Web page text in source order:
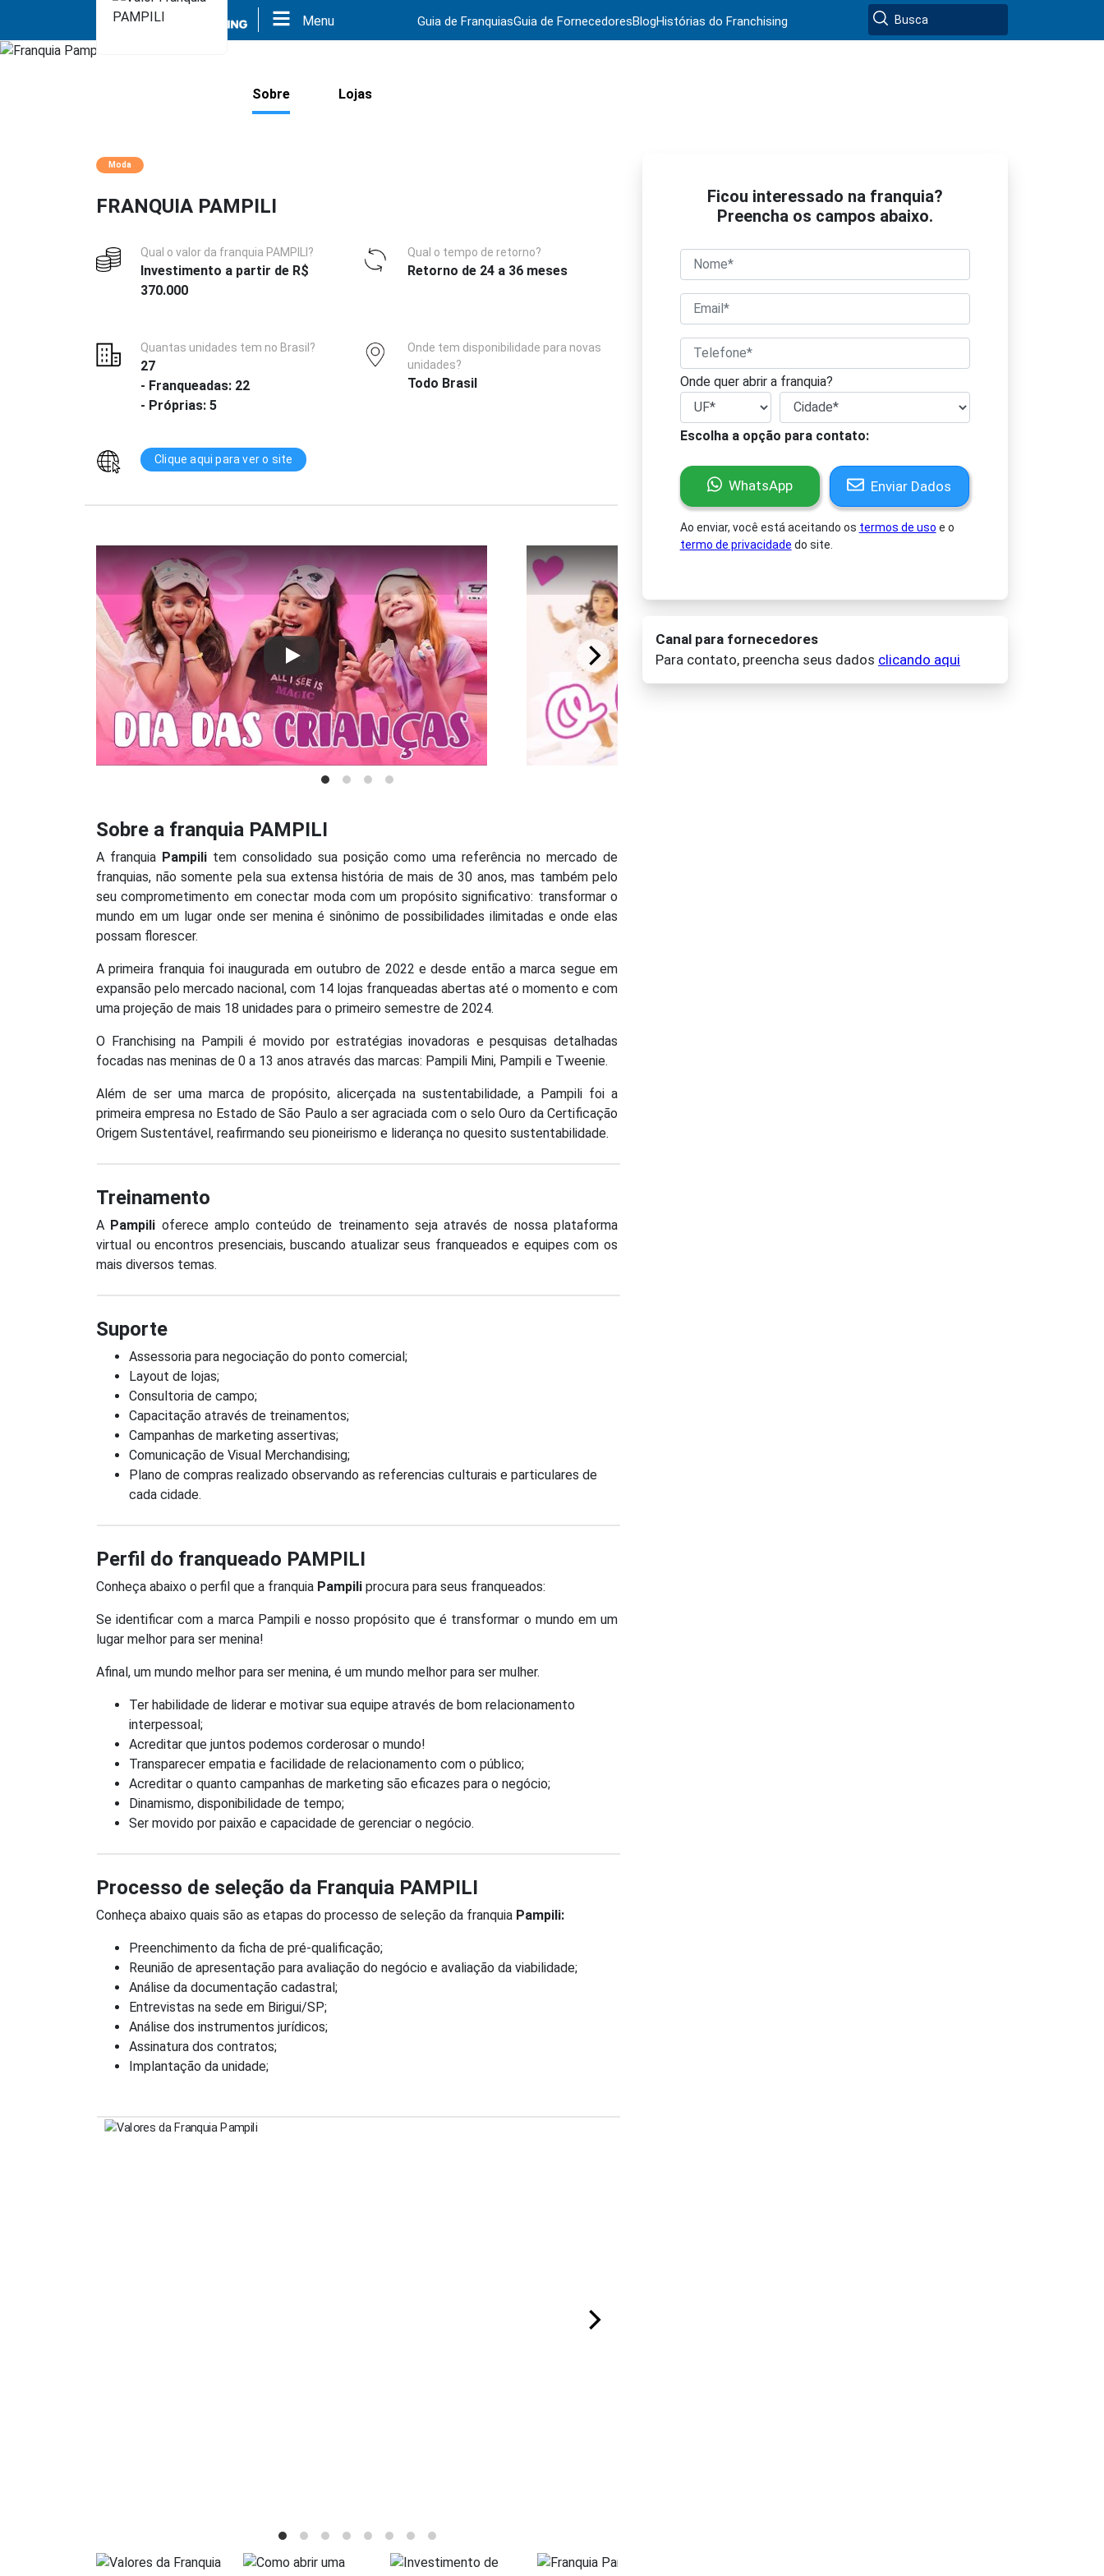
Menu Guia de FranquiasGuia de FornecedoresBlogHistórias do Franchising
Sobre Lojas
Moda
FRANQUIA PAMPILI
Qual o valor da franquia PAMPILI?
Investimento a partir de R$
370.000
Qual o tempo de retorno?
Retorno de 24 a 36 meses
Quantas unidades tem no Brasil?
27
- Franqueadas: 22
- Próprias: 5
Onde tem disponibilidade para novas
unidades?
Todo Brasil
Clique aqui para ver o site
Play Play
Sobre a franquia PAMPILI
A franquia Pampili tem consolidado sua posição como uma referência no mercado de
franquias, não somente pela sua extensa história de mais de 30 anos, mas também pelo
seu comprometimento em conectar moda com um propósito significativo: transformar o
mundo em um lugar onde ser menina é sinônimo de possibilidades ilimitadas e onde elas
possam florescer.
A primeira franquia foi inaugurada em outubro de 2022 e desde então a marca segue em
expansão pelo mercado nacional, com 14 lojas franqueadas abertas até o momento e com
uma projeção de mais 18 unidades para o primeiro semestre de 2024.
O Franchising na Pampili é movido por estratégias inovadoras e pesquisas detalhadas
focadas nas meninas de 0 a 13 anos através das marcas: Pampili Mini, Pampili e Tweenie.
Além de ser uma marca de propósito, alicerçada na sustentabilidade, a Pampili foi a
primeira empresa no Estado de São Paulo a ser agraciada com o selo Ouro da Certificação
Origem Sustentável, reafirmando seu pioneirismo e liderança no quesito sustentabilidade.
Treinamento
A Pampili oferece amplo conteúdo de treinamento seja através de nossa plataforma
virtual ou encontros presenciais, buscando atualizar seus franqueados e equipes com os
mais diversos temas.
Suporte
Assessoria para negociação do ponto comercial;
Layout de lojas;
Consultoria de campo;
Capacitação através de treinamentos;
Campanhas de marketing assertivas;
Comunicação de Visual Merchandising;
Plano de compras realizado observando as referencias culturais e particulares de
cada cidade.
Perfil do franqueado PAMPILI
Conheça abaixo o perfil que a franquia Pampili procura para seus franqueados:
Se identificar com a marca Pampili e nosso propósito que é transformar o mundo em um
lugar melhor para ser menina!
Afinal, um mundo melhor para ser menina, é um mundo melhor para ser mulher.
Ter habilidade de liderar e motivar sua equipe através de bom relacionamento
interpessoal;
Acreditar que juntos podemos corderosar o mundo!
Transparecer empatia e facilidade de relacionamento com o público;
Acreditar o quanto campanhas de marketing são eficazes para o negócio;
Dinamismo, disponibilidade de tempo;
Ser movido por paixão e capacidade de gerenciar o negócio.
Processo de seleção da Franquia PAMPILI
Conheça abaixo quais são as etapas do processo de seleção da franquia Pampili:
Preenchimento da ficha de pré-qualificação;
Reunião de apresentação para avaliação do negócio e avaliação da viabilidade;
Análise da documentação cadastral;
Entrevistas na sede em Birigui/SP;
Análise dos instrumentos jurídicos;
Assinatura dos contratos;
Implantação da unidade;
Ficou interessado na franquia?
Preencha os campos abaixo.
Onde quer abrir a franquia?
Escolha a opção para contato:
WhatsApp Enviar Dados
Ao enviar, você está aceitando os termos de uso e o
termo de privacidade do site.
Canal para fornecedores
Para contato, preencha seus dados clicando aqui